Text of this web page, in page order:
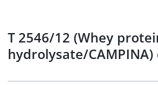
T 2546/12 (Whey
hydrolysate/CAMPINA)